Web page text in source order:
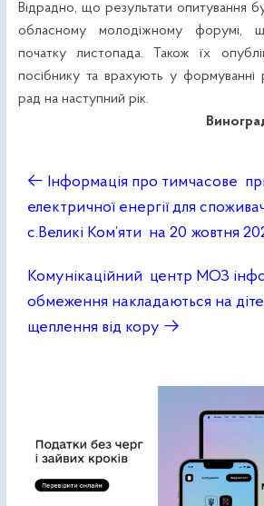
Відрадно, що результати опитування
обласному молодіжному форумі,
початку листопада. Також їх
посібнику та врахують у
рад на наступний рік.
← Інформація про тимчасове
електричної енергії для
с.Великі Ком’яти на 20 жовтня
Комунікаційний центр МОЗ
обмеження накладаються на
щеплення від кору →